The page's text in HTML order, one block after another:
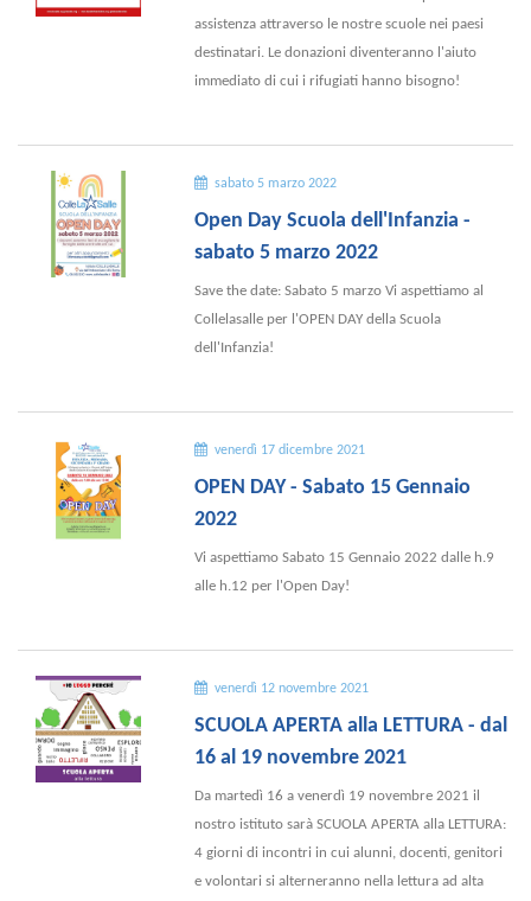
assistenza attraverso le nostre scuole nei paesi
destinatari. Le donazioni diventeranno l'aiuto
immediato di cui i rifugiati hanno bisogno!
sabato 5 marzo 2022
Open Day Scuola dell'Infanzia -
sabato 5 marzo 2022
Save the date: Sabato 5 marzo Vi aspettiamo al
Collelasalle per l'OPEN DAY della Scuola
dell'Infanzia!
venerdì 17 dicembre 2021
OPEN DAY - Sabato 15 Gennaio
2022
Vi aspettiamo Sabato 15 Gennaio 2022 dalle h.9
alle h.12 per l'Open Day!
venerdì 12 novembre 2021
SCUOLA APERTA alla LETTURA - dal
16 al 19 novembre 2021
Da martedì 16 a venerdì 19 novembre 2021 il
nostro istituto sarà SCUOLA APERTA alla LETTURA:
4 giorni di incontri in cui alunni, docenti, genitori
e volontari si alterneranno nella lettura ad alta